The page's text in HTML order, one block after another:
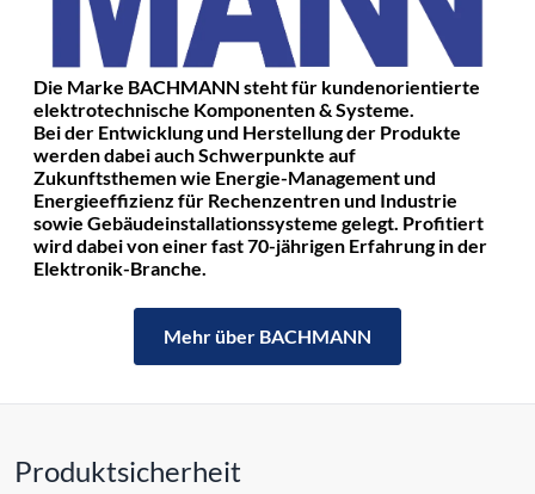
Die Marke BACHMANN steht für kundenorientierte
elektrotechnische Komponenten & Systeme.
Bei der Entwicklung und Herstellung der Produkte
werden dabei auch Schwerpunkte auf
Zukunftsthemen wie Energie-Management und
Energieeffizienz für Rechenzentren und Industrie
sowie Gebäudeinstallationssysteme gelegt. Profitiert
wird dabei von einer fast 70-jährigen Erfahrung in der
Elektronik-Branche.
Mehr über BACHMANN
Produktsicherheit